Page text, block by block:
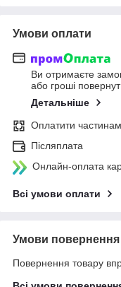
Умови оплати
Ви отримаєте
або гроші
Детальніше
Оплатити
Післяплата
Онлайн-оплата
Всі умови оплати
Умови повернення
Повернення товару